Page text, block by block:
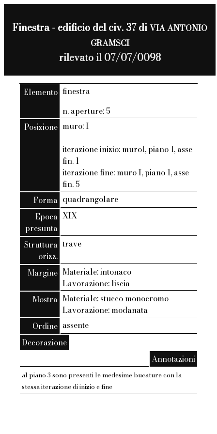
Finestra - edificio del civ. 37 diVIA ANTONIO
GRAMSCI
rilevato il 07/07/0098
Elemento finestra
n. aperture: 5
Posizione muro: I
iterazione inizio: muroI, piano 1, asse
fin. 1
iterazione fine: muro I, piano 1, asse
fin. 5
Forma quadrangolare
Epoca
presunta
XIX
Struttura
orizz.
trave
Margine Materiale: intonaco
Lavorazione: liscia
Mostra Materiale: stucco monocromo
Lavorazione: modanata
Ordine assente
Decorazione
Annotazioni
al piano 3 sono presenti le medesime bucature con la
stessa iterazione di inizio e fine